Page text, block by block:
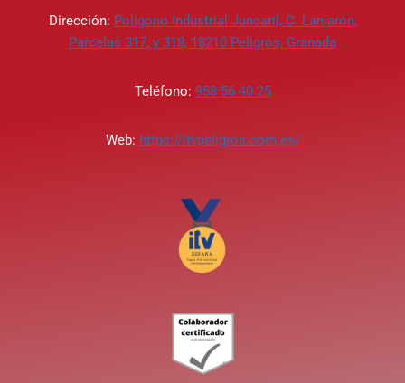
Dirección: Poligono Industrial Juncaril, C. Lanjarón,
Parcelas 317, y 318, 18210 Peligros, Granada
Teléfono: 958 56 40 25
Web: https://itvpeligros.com.es/